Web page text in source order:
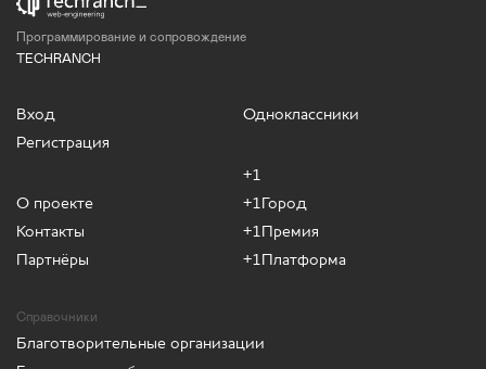
Программирование и сопровождение
TECHRANCH
Вход
Регистрация
О проекте
Контакты
Партнёры
Одноклассники
+1
+1Город
+1Премия
+1Платформа
Справочники
Благотворительные организации